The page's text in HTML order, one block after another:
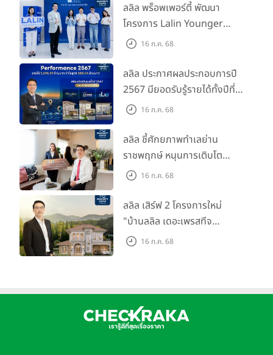
ลลิล พร็อพเพอร์ตี้ พัฒนา
โครงการ Lalin Younger
Club ส่งเสริมผู้นำรุ่นใหม่
16 ก.ค. 68
ลลิล ประกาศผลประกอบการปี
2567 มียอดรับรู้รายได้ทั้งปีที่
3,696.59 ล้านบาท กำไรสุทธิ
ปันผลทั้งปี 2567 รวม 0.34
บาท/หุ้น
16 ก.ค. 68
ลลิล ชี้ศักยภาพทำเลย่าน
ราชพฤกษ์ หนุนการเติบโต
ตลาดที่อยู่อาศัย พร้อมเปิดตัว
ราชพฤกษ์-345" มูลค่า 600
ลบ.
16 ก.ค. 68
ลลิล เสิร์ฟ 2 โครงการใหม่
"บ้านลลิล เดอะเพรสทีจ
ราชบุรี" และ "ไลโอ ราชบุรี"
16 ก.ค. 68